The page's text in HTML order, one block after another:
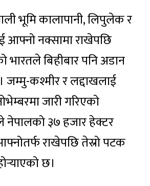
भूमि कालापानी, लिपुलेक र
आफ्नो नक्सामा राखेपछि
बिहीबार पनि अडान
जम्मु-कश्मीर र लद्दाखलाई
जारी गरिएको
नेपालको ३७ हजार हेक्टर
राखेपछि तेस्रो पटक
छ।